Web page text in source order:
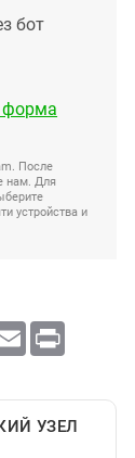
бот
форма
После
нам. Для
устройства и
Email Print
УЗЕЛ